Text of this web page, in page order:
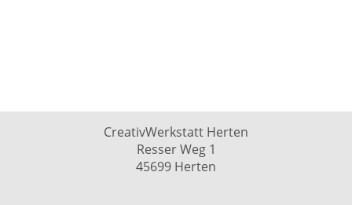
CreativWerkstatt Herten
Resser Weg 1
45699 Herten